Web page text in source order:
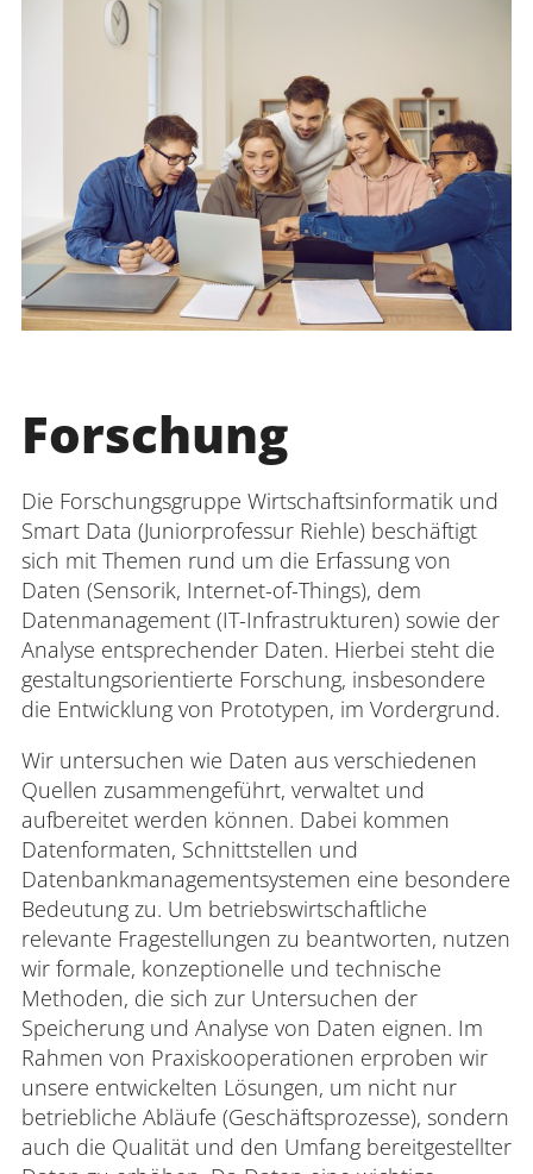
Forschung
Die Forschungsgruppe Wirtschaftsinformatik und
Smart Data (Juniorprofessur Riehle) beschäftigt
sich mit Themen rund um die Erfassung von
Daten (Sensorik, Internet-of-Things), dem
Datenmanagement (IT-Infrastrukturen) sowie der
Analyse entsprechender Daten. Hierbei steht die
gestaltungsorientierte Forschung, insbesondere
die Entwicklung von Prototypen, im Vordergrund.
Wir untersuchen wie Daten aus verschiedenen
Quellen zusammengeführt, verwaltet und
aufbereitet werden können. Dabei kommen
Datenformaten, Schnittstellen und
Datenbankmanagementsystemen eine besondere
Bedeutung zu. Um betriebswirtschaftliche
relevante Fragestellungen zu beantworten, nutzen
wir formale, konzeptionelle und technische
Methoden, die sich zur Untersuchen der
Speicherung und Analyse von Daten eignen. Im
Rahmen von Praxiskooperationen erproben wir
unsere entwickelten Lösungen, um nicht nur
betriebliche Abläufe (Geschäftsprozesse), sondern
auch die Qualität und den Umfang bereitgestellter